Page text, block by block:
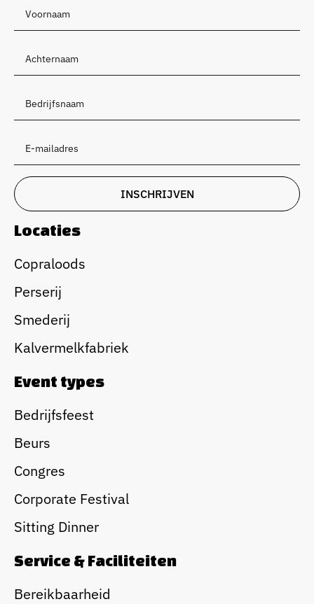
Locaties
Copraloods
Perserij
Smederij
Kalvermelkfabriek
Event types
Bedrijfsfeest
Beurs
Congres
Corporate Festival
Sitting Dinner
Service & Faciliteiten
Bereikbaarheid